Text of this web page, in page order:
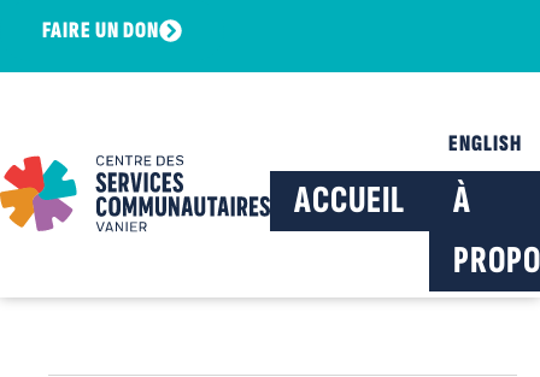
FAIRE UN DON
ENGLISH
ACCUEIL
À